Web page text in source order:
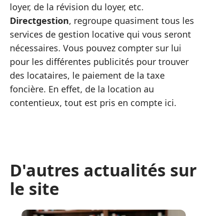
loyer, de la révision du loyer, etc.
Directgestion, regroupe quasiment tous les
services de gestion locative qui vous seront
nécessaires. Vous pouvez compter sur lui
pour les différentes publicités pour trouver
des locataires, le paiement de la taxe
foncière. En effet, de la location au
contentieux, tout est pris en compte ici.
D'autres actualités sur
le site